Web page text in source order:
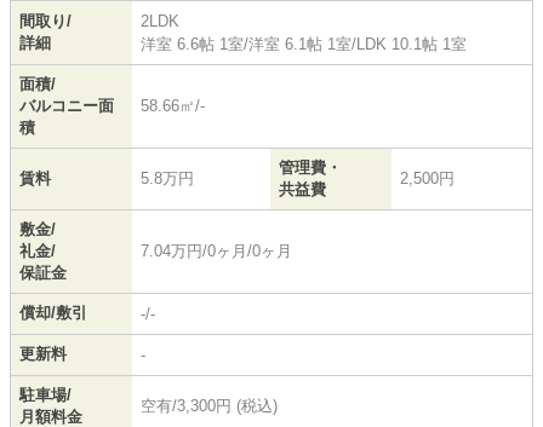
間取り/
詳細
2LDK
洋室 6.6帖 1室/洋室 6.1帖 1室/LDK 10.1帖 1室
面積/
バルコニー面
積
58.66㎡/-
賃料 5.8万円
管理費・
共益費
2,500円
敷金/
礼金/
保証金
7.04万円/0ヶ月/0ヶ月
償却/敷引 -/-
更新料 -
駐車場/
月額料金
空有/3,300円 (税込)